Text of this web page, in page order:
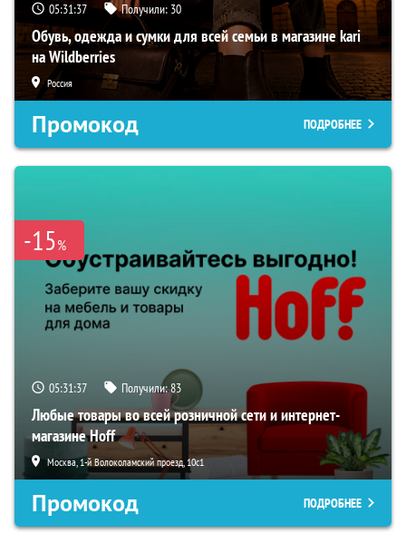
05:31:36 Получили: 30
Обувь, одежда и сумки для всей семьи в магазине kari
на Wildberries
Россия
Промокод ПОДРОБНЕЕ
-15%
05:31:36 Получили:83
Любые товары во всей розничной сети и интернет-
магазине Hoff
Москва, 1-й Волоколамский проезд, 10с1
Промокод ПОДРОБНЕЕ